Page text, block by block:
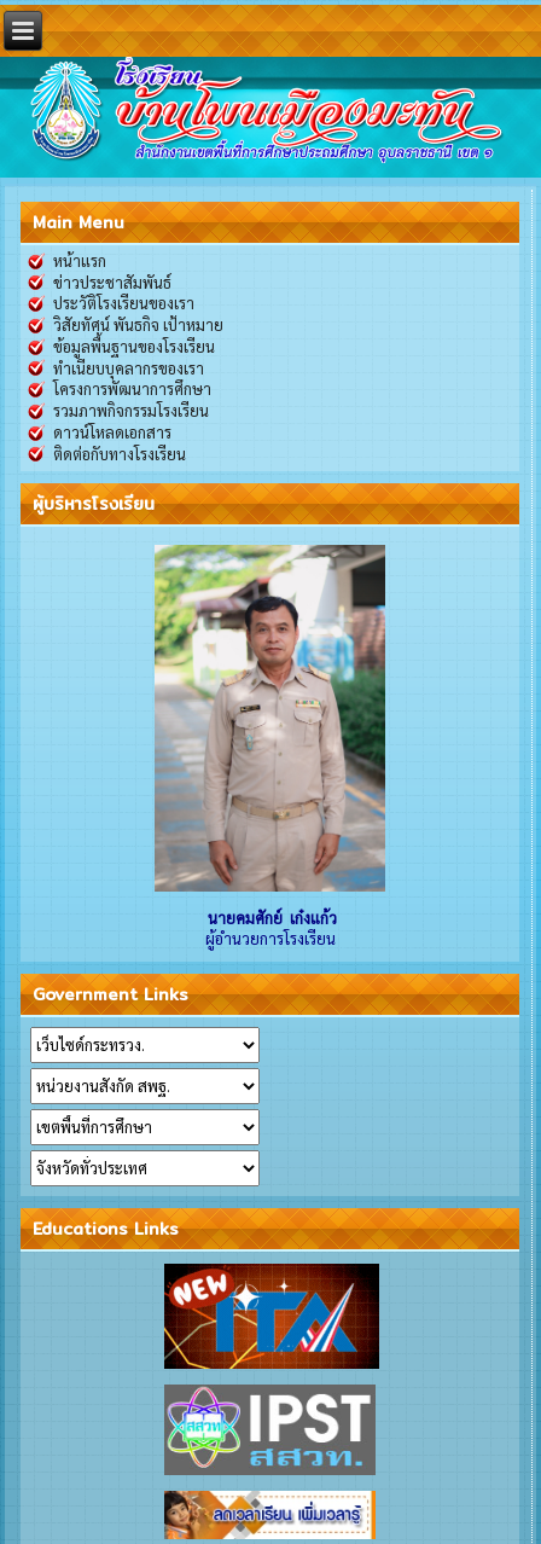
Main Menu
หน้าแรก
ข่าวประชาสัมพันธ์
ประวัติโรงเรียนของเรา
วิสัยทัศน์ พันธกิจ เป้าหมาย
ข้อมูลพื้นฐานของโรงเรียน
ทำเนียบบุคลากรของเรา
โครงการพัฒนาการศึกษา
รวมภาพกิจกรรมโรงเรียน
ดาวน์โหลดเอกสาร
ติดต่อกับทางโรงเรียน
ผู้บริหารโรงเรียน
นายคมศักย์ เก๋งแก้ว
ผู้อำนวยการโรงเรียน
Government Links
Educations Links